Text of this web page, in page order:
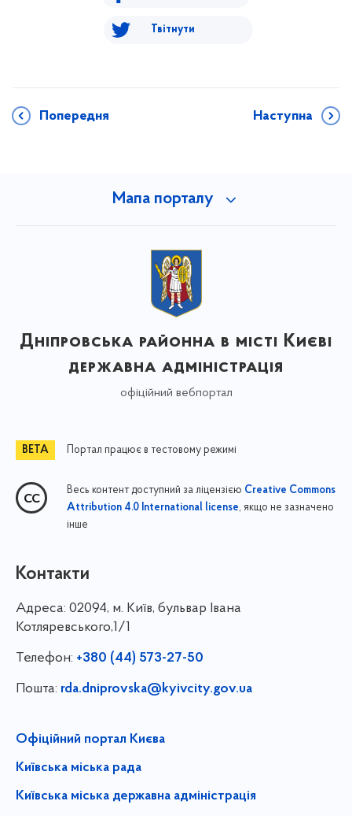
Твітнути
Попередня Наступна
Мапа порталу
Дніпровська районна в місті Києві
державна адміністрація
офіційний вебпортал
Портал працює в тестовому режимі
Весь контент доступний за ліцензією Creative Commons
Attribution 4.0 International license, якщо не зазначено
інше
Контакти
Адреса: 02094, м. Київ, бульвар Івана
Котляревського,1/1
Телефон: +380 (44) 573-27-50
Пошта: rda.dniprovska@kyivcity.gov.ua
Офіційний портал Києва
Київська міська рада
Київська міська державна адміністрація